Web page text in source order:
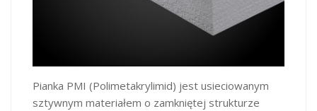
Pianka PMI (Polimetakrylimid) jest usieciowanym
sztywnym materiałem o zamkniętej strukturze